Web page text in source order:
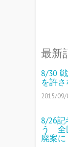
最新
8/30
を許
2015/09/
8/26記
う 全
廃案に